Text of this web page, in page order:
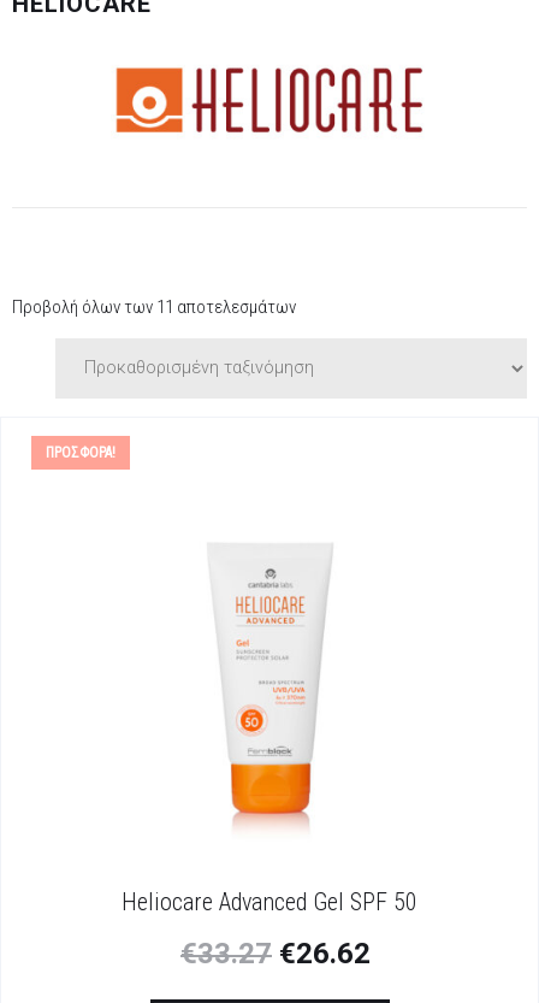
Προβολή όλων των 11 αποτελεσμάτων
ΠΡΟΣΦΟΡΆ!
Heliocare Advanced Gel SPF 50
€33.27 €26.62